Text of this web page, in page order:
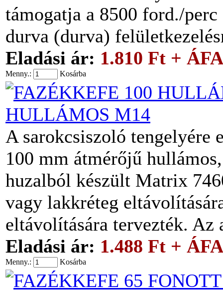
támogatja a 8500 ford./perc
durva (durva)
Eladási ár: 1.810 Ft +
Menny.: Kosárba
HULLÁMOS M14
A sarokcsiszoló tengelyére
100 mm átmérőjű
huzalból készült Matrix
vagy lakkréteg
eltávolítására tervezték.
Eladási ár: 1.488 Ft +
Menny.: Kosárba